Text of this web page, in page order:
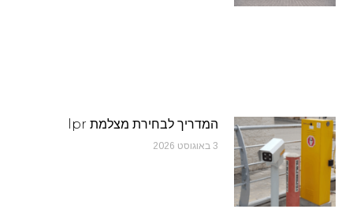
המדריך לבחירת מצלמת lpr
3 באוגוסט 2026